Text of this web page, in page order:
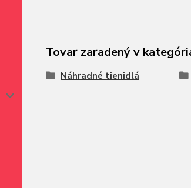
Tovar zaradený v
Náhradné tienidlá